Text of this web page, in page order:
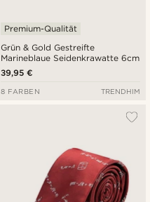
Grün & Gold Gestreifte
Marineblaue Seidenkrawatte 6cm
Premium-Qualität
39,95 €
8 FARBEN TRENDHIM